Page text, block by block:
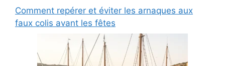
Comment repérer et éviter les arnaques aux
faux colis avant les fêtes